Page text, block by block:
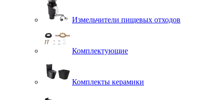
Измельчители пищевых отходов
Комплектующие
Комплекты керамики